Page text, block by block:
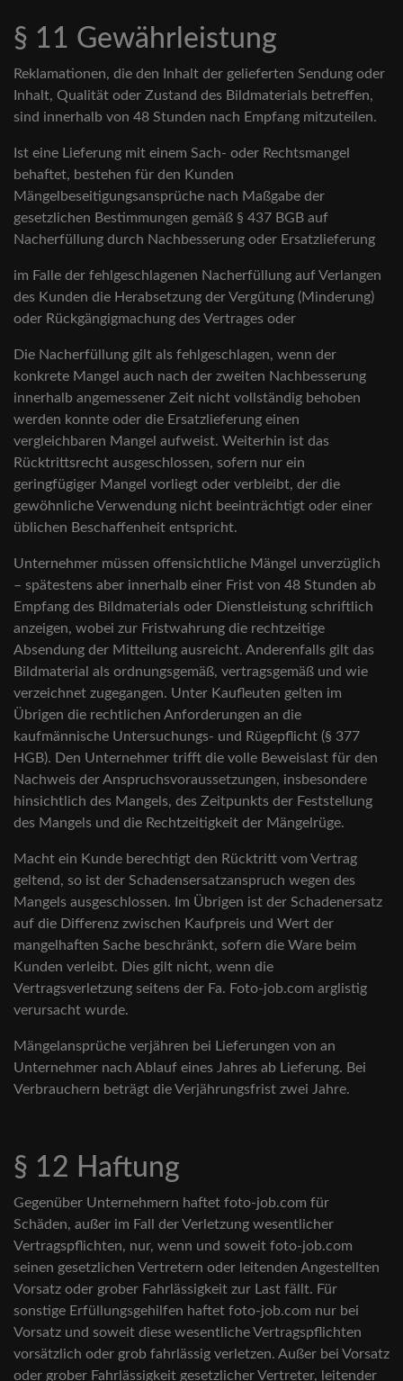
§ 11 Gewährleistung
Reklamationen, die den Inhalt der gelieferten Sendung oder
Inhalt, Qualität oder Zustand des Bildmaterials betreffen,
sind innerhalb von 48 Stunden nach Empfang mitzuteilen.
Ist eine Lieferung mit einem Sach- oder Rechtsmangel
behaftet, bestehen für den Kunden
Mängelbeseitigungsansprüche nach Maßgabe der
gesetzlichen Bestimmungen gemäß § 437 BGB auf
Nacherfüllung durch Nachbesserung oder Ersatzlieferung
im Falle der fehlgeschlagenen Nacherfüllung auf Verlangen
des Kunden die Herabsetzung der Vergütung (Minderung)
oder Rückgängigmachung des Vertrages oder
Die Nacherfüllung gilt als fehlgeschlagen, wenn der
konkrete Mangel auch nach der zweiten Nachbesserung
innerhalb angemessener Zeit nicht vollständig behoben
werden konnte oder die Ersatzlieferung einen
vergleichbaren Mangel aufweist. Weiterhin ist das
Rücktrittsrecht ausgeschlossen, sofern nur ein
geringfügiger Mangel vorliegt oder verbleibt, der die
gewöhnliche Verwendung nicht beeinträchtigt oder einer
üblichen Beschaffenheit entspricht.
Unternehmer müssen offensichtliche Mängel unverzüglich
– spätestens aber innerhalb einer Frist von 48 Stunden ab
Empfang des Bildmaterials oder Dienstleistung schriftlich
anzeigen, wobei zur Fristwahrung die rechtzeitige
Absendung der Mitteilung ausreicht. Anderenfalls gilt das
Bildmaterial als ordnungsgemäß, vertragsgemäß und wie
verzeichnet zugegangen. Unter Kaufleuten gelten im
Übrigen die rechtlichen Anforderungen an die
kaufmännische Untersuchungs- und Rügepflicht (§ 377
HGB). Den Unternehmer trifft die volle Beweislast für den
Nachweis der Anspruchsvoraussetzungen, insbesondere
hinsichtlich des Mangels, des Zeitpunkts der Feststellung
des Mangels und die Rechtzeitigkeit der Mängelrüge.
Macht ein Kunde berechtigt den Rücktritt vom Vertrag
geltend, so ist der Schadensersatzanspruch wegen des
Mangels ausgeschlossen. Im Übrigen ist der Schadenersatz
auf die Differenz zwischen Kaufpreis und Wert der
mangelhaften Sache beschränkt, sofern die Ware beim
Kunden verleibt. Dies gilt nicht, wenn die
Vertragsverletzung seitens der Fa. Foto-job.com arglistig
verursacht wurde.
Mängelansprüche verjähren bei Lieferungen von an
Unternehmer nach Ablauf eines Jahres ab Lieferung. Bei
Verbrauchern beträgt die Verjährungsfrist zwei Jahre.
§ 12 Haftung
Gegenüber Unternehmern haftet foto-job.com für
Schäden, außer im Fall der Verletzung wesentlicher
Vertragspflichten, nur, wenn und soweit foto-job.com
seinen gesetzlichen Vertretern oder leitenden Angestellten
Vorsatz oder grober Fahrlässigkeit zur Last fällt. Für
sonstige Erfüllungsgehilfen haftet foto-job.com nur bei
Vorsatz und soweit diese wesentliche Vertragspflichten
vorsätzlich oder grob fahrlässig verletzen. Außer bei Vorsatz
oder grober Fahrlässigkeit gesetzlicher Vertreter, leitender